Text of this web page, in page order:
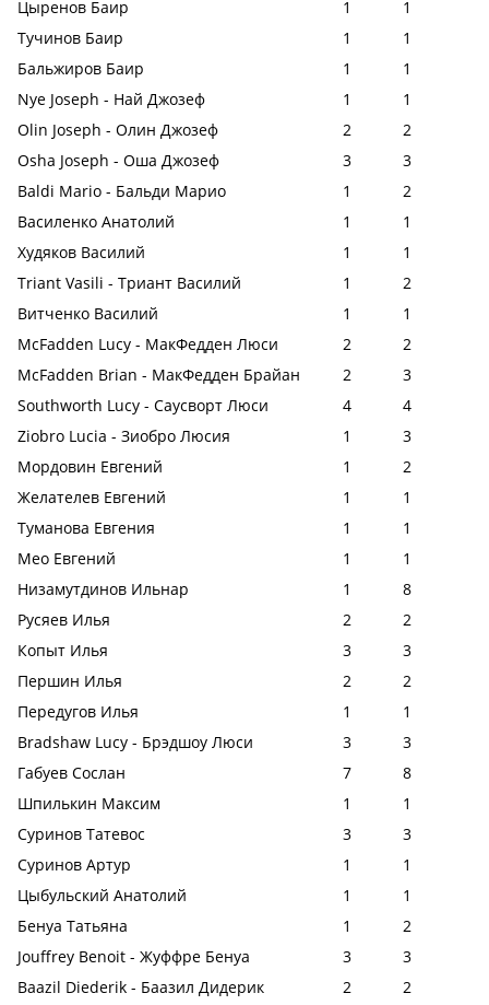
Цыренов Баир
1
1
Тучинов Баир
1
1
Бальжиров Баир
1
1
Nye Joseph - Най Джозеф
1
1
Olin Joseph - Олин Джозеф
2
2
Osha Joseph - Оша Джозеф
3
3
Baldi Mario - Бальди Марио
1
2
Василенко Анатолий
1
1
Худяков Василий
1
1
Triant Vasili - Триант Василий
1
2
Витченко Василий
1
1
McFadden Lucy - МакФедден Люси
2
2
McFadden Brian - МакФедден Брайан
2
3
Southworth Lucy - Саусворт Люси
4
4
Ziobro Lucia - Зиобро Люсия
1
3
Мордовин Евгений
1
2
Желателев Евгений
1
1
Туманова Евгения
1
1
Мео Евгений
1
1
Низамутдинов Ильнар
1
8
Русяев Илья
2
2
Копыт Илья
3
3
Першин Илья
2
2
Передугов Илья
1
1
Bradshaw Lucy - Брэдшоу Люси
3
3
Габуев Сослан
7
8
Шпилькин Максим
1
1
Суринов Татевос
3
3
Суринов Артур
1
1
Цыбульский Анатолий
1
1
Бенуа Татьяна
1
2
Jouffrey Benoit - Жуффре Бенуа
3
3
Baazil Diederik - Баазил Дидерик
2
2